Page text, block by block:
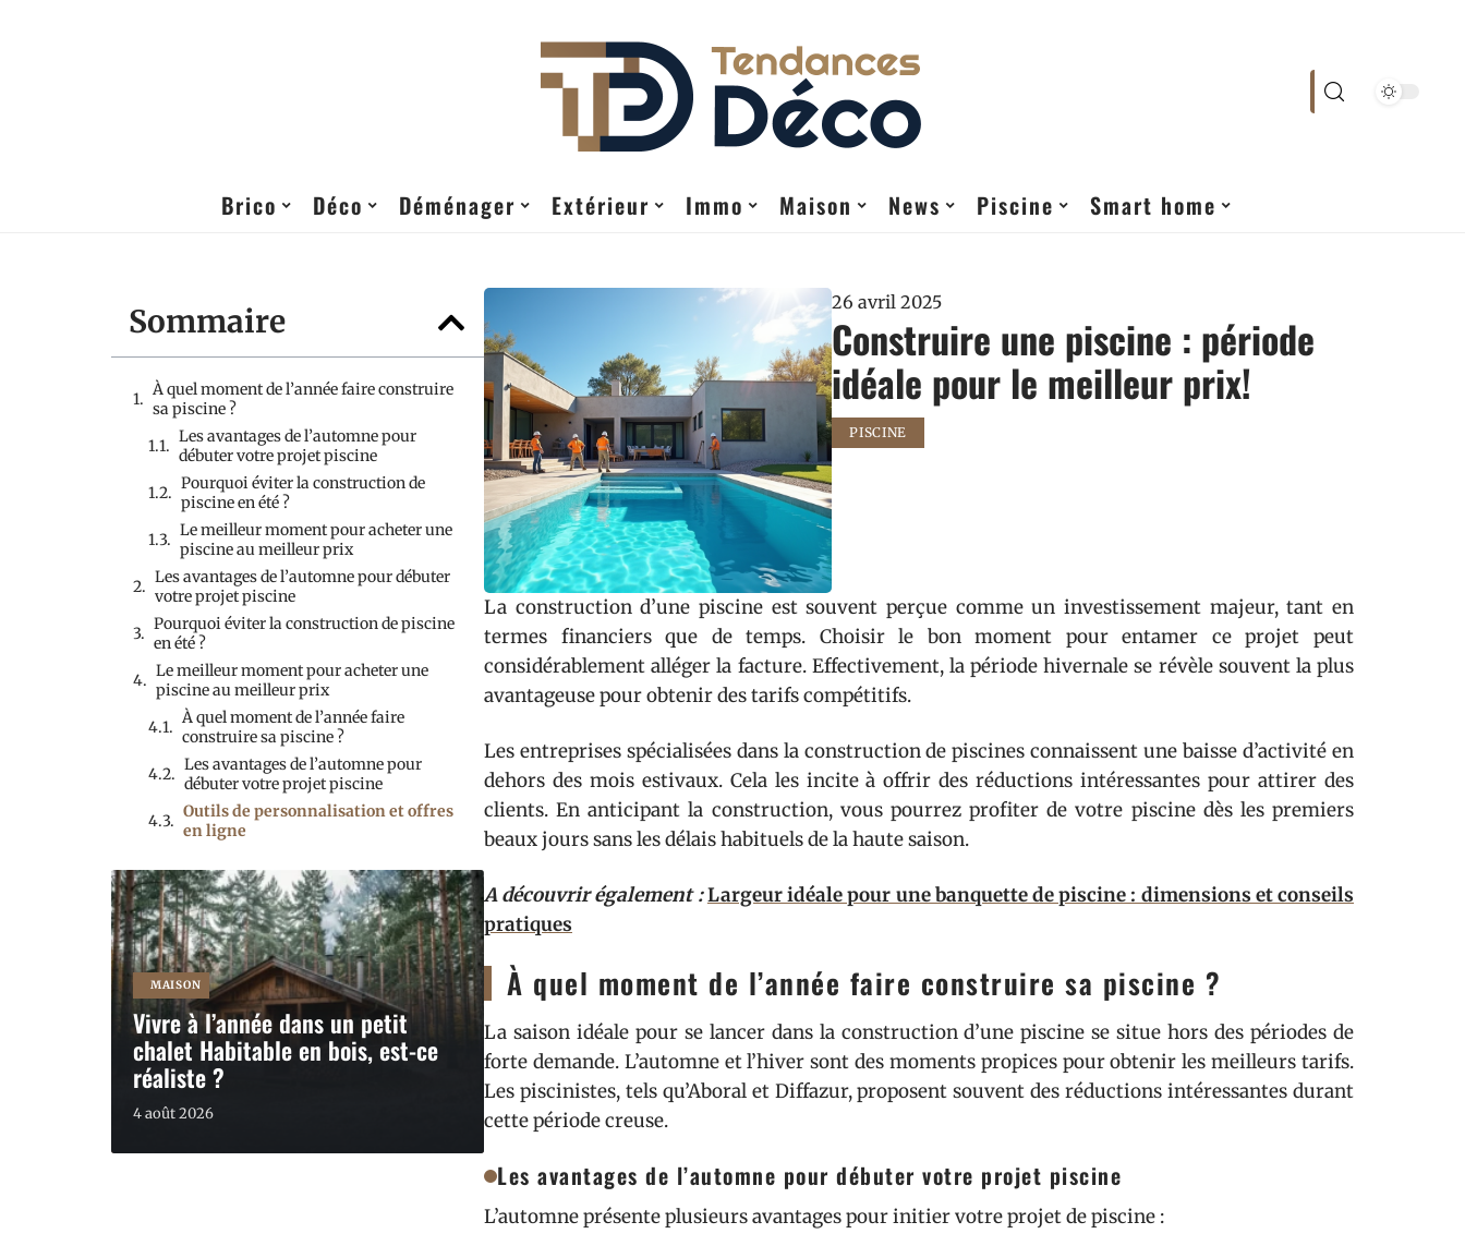
Brico Déco Déménager Extérieur Immo Maison News Piscine Smart home
Sommaire
À quel moment de l’année faire construire
sa piscine ?
Les avantages de l’automne pour
débuter votre projet piscine
Pourquoi éviter la construction de
piscine en été ?
Le meilleur moment pour acheter une
piscine au meilleur prix
Les avantages de l’automne pour débuter
votre projet piscine
Pourquoi éviter la construction de piscine
en été ?
Le meilleur moment pour acheter une
piscine au meilleur prix
À quel moment de l’année faire
construire sa piscine ?
Les avantages de l’automne pour
débuter votre projet piscine
Outils de personnalisation et offres
en ligne
MAISON
Vivre à l’année dans un petit
chalet Habitable en bois, est-ce
réaliste ?
4 août 2026
26 avril 2025
Construire une piscine : période
idéale pour le meilleur prix!
PISCINE
La construction d’une piscine est souvent perçue comme un investissement majeur, tant en
termes financiers que de temps. Choisir le bon moment pour entamer ce projet peut
considérablement alléger la facture. Effectivement, la période hivernale se révèle souvent la plus
avantageuse pour obtenir des tarifs compétitifs.
Les entreprises spécialisées dans la construction de piscines connaissent une baisse d’activité en
dehors des mois estivaux. Cela les incite à offrir des réductions intéressantes pour attirer des
clients. En anticipant la construction, vous pourrez profiter de votre piscine dès les premiers
beaux jours sans les délais habituels de la haute saison.
A découvrir également :Largeur idéale pour une banquette de piscine : dimensions et conseils
pratiques
À quel moment de l’année faire construire sa piscine ?
La saison idéale pour se lancer dans la construction d’une piscine se situe hors des périodes de
forte demande. L’automne et l’hiver sont des moments propices pour obtenir les meilleurs tarifs.
Les piscinistes, tels qu’Aboral et Diffazur, proposent souvent des réductions intéressantes durant
cette période creuse.
Les avantages de l’automne pour débuter votre projet piscine
L’automne présente plusieurs avantages pour initier votre projet de piscine :